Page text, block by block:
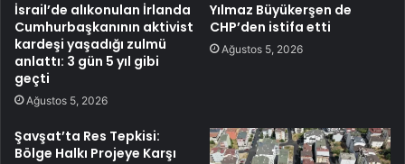
İsrail’de alıkonulan İrlanda
Cumhurbaşkanının aktivist
kardeşi yaşadığı zulmü
anlattı: 3 gün 5 yıl gibi
geçti
Ağustos 5, 2026
Yılmaz Büyükerşen de
CHP’den istifa etti
Ağustos 5, 2026
Şavşat’ta Res Tepkisi:
Bölge Halkı Projeye Karşı